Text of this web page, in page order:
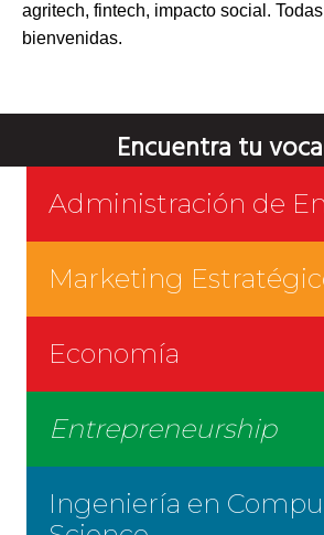
agritech, fintech, impacto social.
bienvenidas.
Encuentra tu
Administración de
Marketing
Economía
Entrepreneurship
Ingeniería en